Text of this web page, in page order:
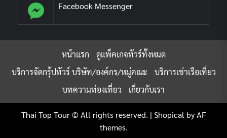
Facebook Messenger
หน้าแรก
ดูแพ็คเกจทัวร์ทั้งหมด
บริการจัดกรุ้ปทัวร์ บริษัท/องค์กร/หมู่คณะ
บริการเช่าเรือเที่ยว
บทความท่องเที่ยว
เกี่ยวกับเรา
Thai Top Tour © All rights reserved. | Shopicalby AF
themes.